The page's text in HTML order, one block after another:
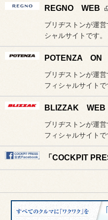
REGNO WEB
ブリヂストンが運
シャルサイトです。
POTENZA ON
ブリヂストンが運
フィシャルサイトで
BLIZZAK WEB
ブリヂストンが運
フィシャルサイトで
「COCKPIT